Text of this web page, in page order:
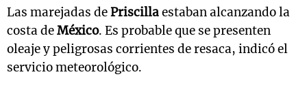
Las marejadas dePriscillaestaban alcanzando la
costa deMéxico. Es probable que se presenten
oleaje y peligrosas corrientes de resaca, indicó el
servicio meteorológico.